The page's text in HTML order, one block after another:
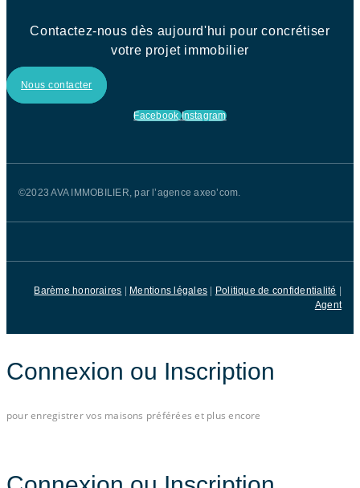
Contactez-nous dès aujourd'hui pour concrétiser
votre projet immobilier
Nous contacter
Facebook Instagram
©2023 AVA IMMOBILIER, par l’agence axeo’com.
Barème honoraires | Mentions légales | Politique de confidentialité |
Agent
Connexion ou Inscription
pour enregistrer vos maisons préférées et plus encore